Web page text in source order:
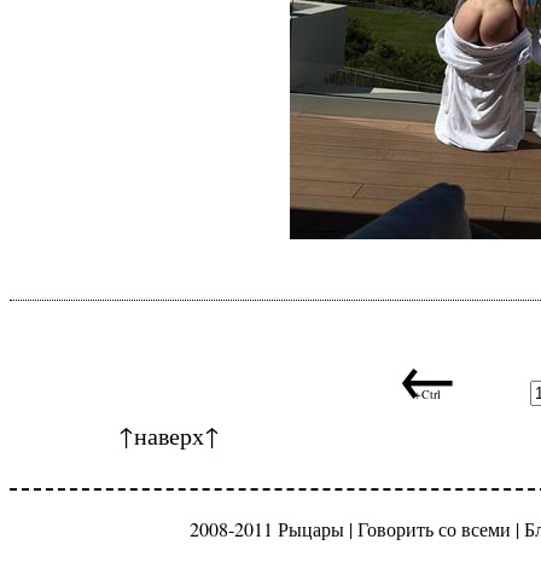
←
+Ctrl
↑наверх↑
2008-2011 Рыцары |Говорить со всеми |